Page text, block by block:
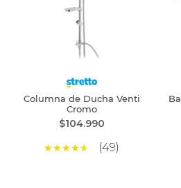
Columna de Ducha Venti
Cromo
$104.990
(49)